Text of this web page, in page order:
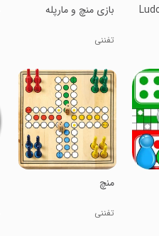
بازی منچ و مارپله
تفننی
منچ
تفننی